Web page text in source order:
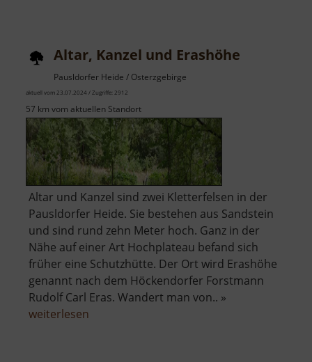
Gelenau
Altar, Kanzel und Erashöhe
Pausldorfer Heide / Osterzgebirge
aktuell vom 23.07.2024 / Zugriffe: 2912
57 km vom aktuellen Standort
Altar und Kanzel sind zwei Kletterfelsen in der
Pausldorfer Heide. Sie bestehen aus Sandstein
und sind rund zehn Meter hoch. Ganz in der
Nähe auf einer Art Hochplateau befand sich
früher eine Schutzhütte. Der Ort wird Erashöhe
genannt nach dem Höckendorfer Forstmann
Rudolf Carl Eras. Wandert man von.. »
weiterlesen